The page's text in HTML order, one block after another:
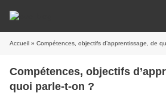
Accueil » Compétences, objectifs d’apprentissage, de
Compétences, objectifs
quoi parle-t-on ?